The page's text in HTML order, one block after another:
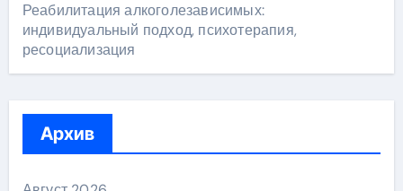
Реабилитация алкоголезависимых:
индивидуальный подход, психотерапия,
ресоциализация
Архив